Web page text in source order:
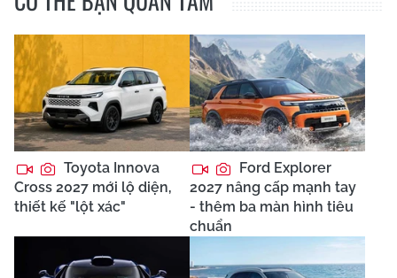
Toyota Innova
Cross 2027 mới lộ diện,
thiết kế "lột xác"
Ford Explorer
2027 nâng cấp mạnh tay
- thêm ba màn hình tiêu
chuẩn